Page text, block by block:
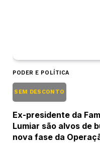
PODER E POLÍTICA
SEM DESCONTO
Ex-presidente da
Lumiar são alvos de
nova fase da